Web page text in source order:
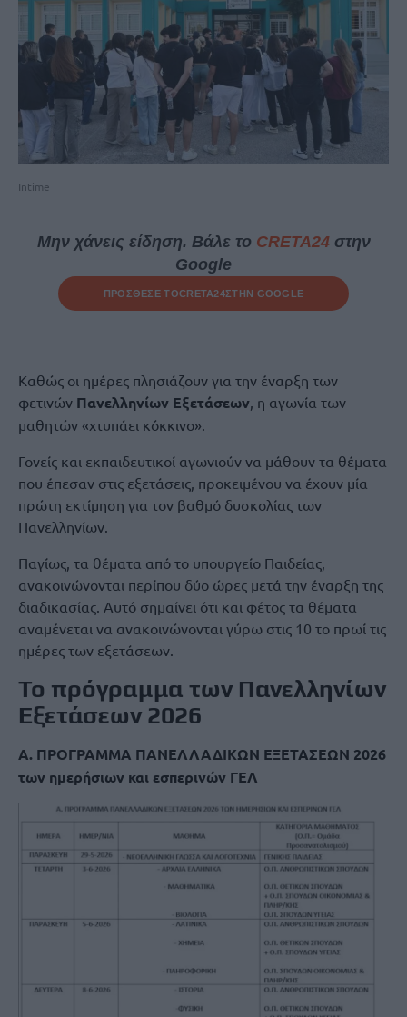
Intime
Μην χάνεις είδηση. Βάλε το CRETA24στην
Google
ΠΡΟΣΘΕΣΕ ΤΟCRETA24ΣΤΗΝ GOOGLE
Καθώς οι ημέρες πλησιάζουν για την έναρξη των
φετινών Πανελληνίων Εξετάσεων, η αγωνία των
μαθητών «χτυπάει κόκκινο».
Γονείς και εκπαιδευτικοί αγωνιούν να μάθουν τα θέματα
που έπεσαν στις εξετάσεις, προκειμένου να έχουν μία
πρώτη εκτίμηση για τον βαθμό δυσκολίας των
Πανελληνίων.
Παγίως, τα θέματα από το υπουργείο Παιδείας,
ανακοινώνονται περίπου δύο ώρες μετά την έναρξη της
διαδικασίας. Αυτό σημαίνει ότι και φέτος τα θέματα
αναμένεται να ανακοινώνονται γύρω στις 10 το πρωί τις
ημέρες των εξετάσεων.
Το πρόγραμμα των Πανελληνίων
Εξετάσεων 2026
Α. ΠΡΟΓΡΑΜΜΑ ΠΑΝΕΛΛΑΔΙΚΩΝ ΕΞΕΤΑΣΕΩΝ 2026
των ημερήσιων και εσπερινών ΓΕΛ